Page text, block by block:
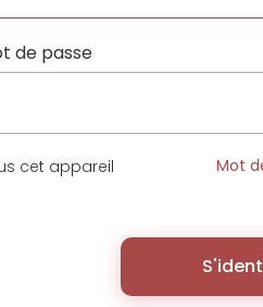
de passe
cet appareil Mot